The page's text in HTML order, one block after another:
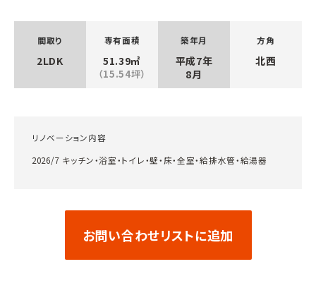
間取り
2LDK
専有面積
51.39㎡
（15.54坪）
築年月
平成7年
8月
方角
北西
リノベーション内容
2026/7 キッチン・浴室・トイレ・壁・床・全室・給排水管・給湯器
お問い合わせリストに追加